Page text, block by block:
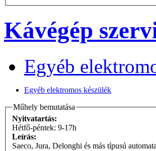
Kávégép
Egyéb
Egyéb elektromos készülék
Műhely bemutatása
Nyitvatartás:
Hétfő-péntek: 9-17h
Leírás:
Saeco, Jura, Delonghi és más típusú